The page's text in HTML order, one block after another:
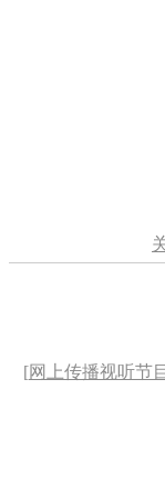
[网上传播视听节